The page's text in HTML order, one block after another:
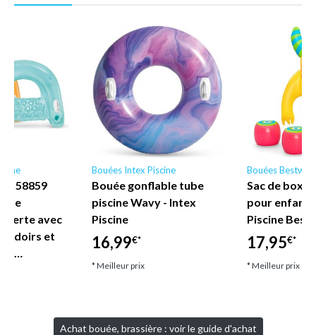
- 58859
avec
et
Bouées Intex Piscine
Bouée gonflable tube
piscine Wavy - Intex
Piscine
16,99€*
* Meilleur prix
Bouées Bestway
Sac de boxe
pour
Piscine
17,95€*
* Meilleur prix
Achat bouée, brassière : voir le guide d'achat